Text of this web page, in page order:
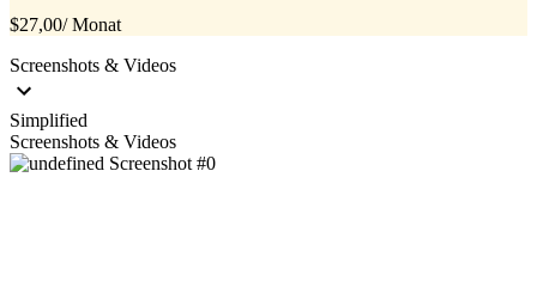
$27,00/ Monat
Screenshots & Videos
Simplified
Screenshots & Videos